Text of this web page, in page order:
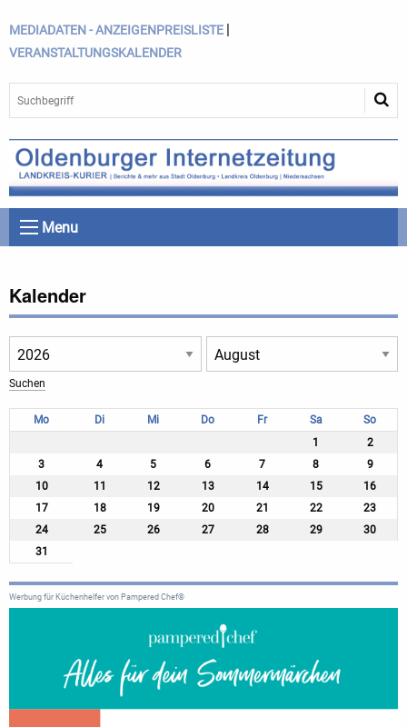
MEDIADATEN - ANZEIGENPREISLISTE |
VERANSTALTUNGSKALENDER
Menu
Kalender
Mo Di Mi Do Fr Sa
So
1
2
3
4 5 6 7 8
9
10
11 12 13 14 15
16
17
18 19 20 21 22
23
24
25 26 27 28 29
30
31
Werbung für Küchenhelfer von Pampered Chef®